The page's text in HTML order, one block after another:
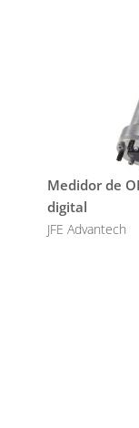
Medidor de
digital
JFE Advantech